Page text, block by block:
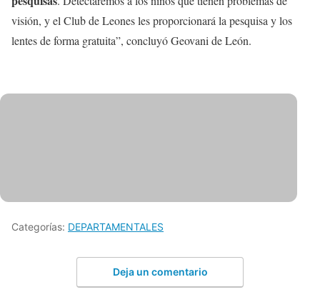
visión, y el Club de Leones les proporcionará la pesquisa y los
lentes de forma gratuita”, concluyó Geovani de León.
Categorías: DEPARTAMENTALES
Deja un comentario